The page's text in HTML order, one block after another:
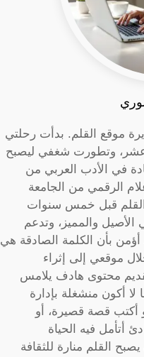
موقع القلم. بدأت رحلتي
عشر، وتطورت شغفي ليصبح
في الأدب العربي من
الرقمي من الجامعة
قبل خمس سنوات
والمميز، وتدعم
أؤمن بأن الكلمة الصادقة هي
موقعي إلى إثراء
محتوى هادف يلامس
أكون منشغلة بإدارة
أكتب قصة قصيرة، أو
أتأمل فيه الحياة
القلم منارة للثقافة